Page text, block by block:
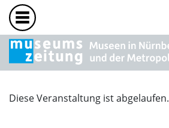
Diese Veranstaltung ist abgelaufen.